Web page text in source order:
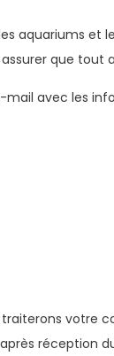
aquariums et
que tout
avec les
votre
réception